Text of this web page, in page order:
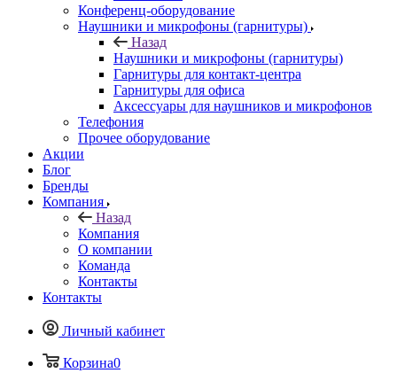
Конференц-оборудование
Наушники и микрофоны (гарнитуры)
Назад
Наушники и микрофоны (гарнитуры)
Гарнитуры для контакт-центра
Гарнитуры для офиса
Аксессуары для наушников и микрофонов
Телефония
Прочее оборудование
Акции
Блог
Бренды
Компания
Назад
Компания
О компании
Команда
Контакты
Контакты
Личный кабинет
Корзина0